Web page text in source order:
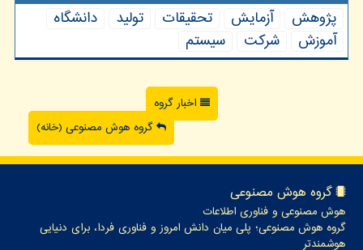
پژوهش آزمایش تحقیقات تولید
دانشگاه
آموزش
شركت سیستم
اخبار گروه
گروه هوش مصنوعی (خانه)
گروه هوش مصنوعی
هوش مصنوعی و فناوری اطلاعات
گروه هوش مصنوعی؛ پلی میان دانش امروز و فناوری فردا، برای دنیایی
هوشمندتر